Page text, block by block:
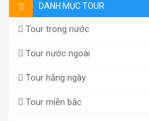
DANH MỤC TOUR
Tour trong nước
Tour nước ngoài
Tour hằng ngày
Tour miền bắc